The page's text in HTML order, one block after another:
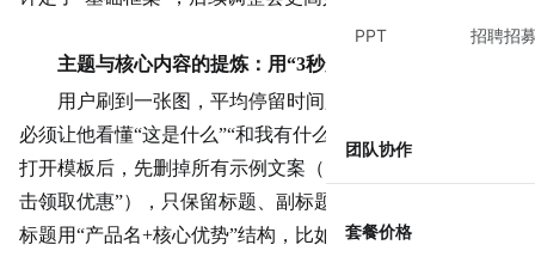
PPT 招聘招
团队协作
套餐价格
主题与核心内容的提炼：用“3秒原则”改文案
用户刷到一张图，平均停留时间只有3秒——这3秒里，
必须让他看懂“这是什么”“和我有什么关系”“为什么选它”。
打开模板后，先删掉所有示例文案（比如“XX产品推荐”“点
击领取优惠”），只保留标题、副标题、核心卖点3个区域。
标题用“产品名+核心优势”结构，比如“XX面膜｜7天拯救熬